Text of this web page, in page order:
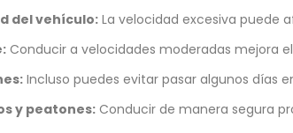
del vehículo: La velocidad excesiva puede
Conducir a velocidades moderadas mejora
Incluso puedes evitar pasar algunos días
y peatones: Conducir de manera segura